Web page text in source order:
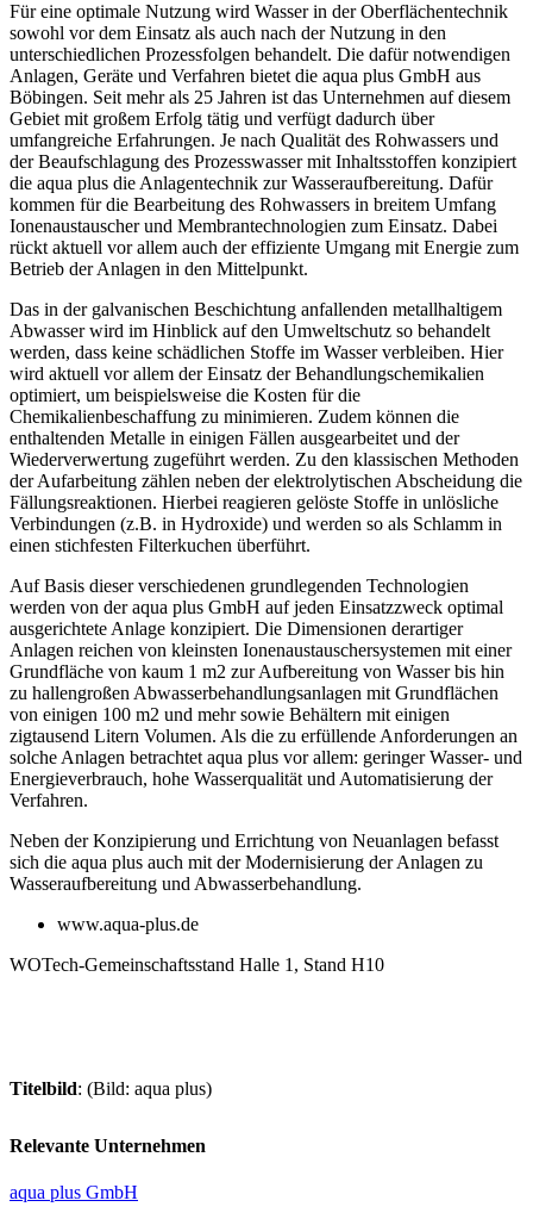
Für eine optimale Nutzung wird Wasser in der Oberflächentechnik
sowohl vor dem Einsatz als auch nach der Nutzung in den
unterschiedlichen Prozessfolgen behandelt. Die dafür notwendigen
Anlagen, Geräte und Verfahren bietet die aqua plus GmbH aus
Böbingen. Seit mehr als 25 Jahren ist das Unternehmen auf diesem
Gebiet mit großem Erfolg tätig und verfügt dadurch über
umfangreiche Erfahrungen. Je nach Qualität des Rohwassers und
der Beaufschlagung des Prozesswasser mit Inhaltsstoffen konzipiert
die aqua plus die Anlagentechnik zur Wasseraufbereitung. Dafür
kommen für die Bearbeitung des Rohwassers in breitem Umfang
Ionenaustauscher und Membrantechnologien zum Einsatz. Dabei
rückt aktuell vor allem auch der effiziente Umgang mit Energie zum
Betrieb der Anlagen in den Mittelpunkt.
Das in der galvanischen Beschichtung anfallenden metallhaltigem
Abwasser wird im Hinblick auf den Umweltschutz so behandelt
werden, dass keine schädlichen Stoffe im Wasser verbleiben. Hier
wird aktuell vor allem der Einsatz der Behandlungschemikalien
optimiert, um beispielsweise die Kosten für die
Chemikalienbeschaffung zu minimieren. Zudem können die
enthaltenden Metalle in einigen Fällen ausgearbeitet und der
Wiederverwertung zugeführt werden. Zu den klassischen Methoden
der Aufarbeitung zählen neben der elektrolytischen Abscheidung die
Fällungsreaktionen. Hierbei reagieren gelöste Stoffe in unlösliche
Verbindungen (z.B. in Hydroxide) und werden so als Schlamm in
einen stichfesten Filterkuchen überführt.
Auf Basis dieser verschiedenen grundlegenden Technologien
werden von der aqua plus GmbH auf jeden Einsatzzweck optimal
ausgerichtete Anlage konzipiert. Die Dimensionen derartiger
Anlagen reichen von kleinsten Ionenaustauschersystemen mit einer
Grundfläche von kaum 1 m2 zur Aufbereitung von Wasser bis hin
zu hallengroßen Abwasserbehandlungsanlagen mit Grundflächen
von einigen 100 m2 und mehr sowie Behältern mit einigen
zigtausend Litern Volumen. Als die zu erfüllende Anforderungen an
solche Anlagen betrachtet aqua plus vor allem: geringer Wasser- und
Energieverbrauch, hohe Wasserqualität und Automatisierung der
Verfahren.
Neben der Konzipierung und Errichtung von Neuanlagen befasst
sich die aqua plus auch mit der Modernisierung der Anlagen zu
Wasseraufbereitung und Abwasserbehandlung.
www.aqua-plus.de
WOTech-Gemeinschaftsstand Halle 1, Stand H10
Titelbild: (Bild: aqua plus)
Relevante Unternehmen
aqua plus GmbH